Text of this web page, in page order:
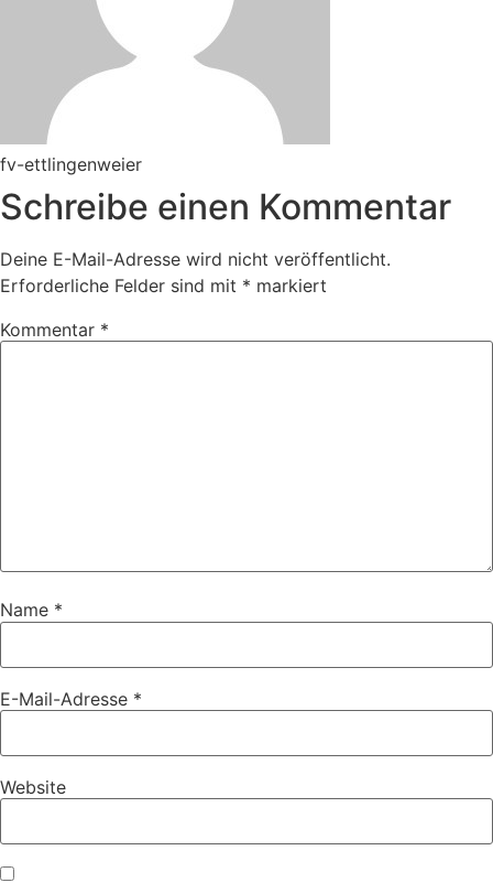
fv-ettlingenweier
Schreibe einen Kommentar
Deine E-Mail-Adresse wird nicht veröffentlicht.
Erforderliche Felder sind mit * markiert
Kommentar *
Name *
E-Mail-Adresse *
Website